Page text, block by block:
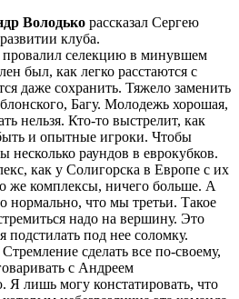
Володько рассказал Сергею
клуба.
селекцию в минувшем
был, как легко расстаются с
даже сохранить. Тяжело заменить
Багу. Молодежь хорошая,
нельзя. Кто-то выстрелит, как
и опытные игроки. Чтобы
несколько раундов в еврокубков.
как у Солигорска в Европе с их
же комплексы, ничего больше. А
нормально, что мы третьи. Такое
надо на вершину. Это
подстилать под нее соломку.
сделать все по-своему,
с Андреем
Я лишь могу констатировать, что